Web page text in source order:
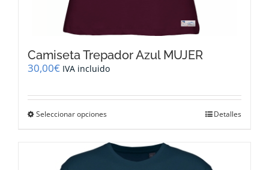
Camiseta Trepador Azul MUJER
30,00€ IVA incluido
Seleccionar opciones
múltiples
variantes.
Detalles